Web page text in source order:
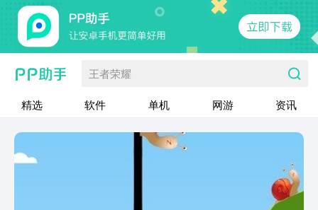
王者荣耀
精选 软件 单机 网游 资讯